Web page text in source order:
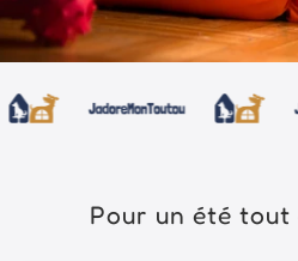
Pour un été tout